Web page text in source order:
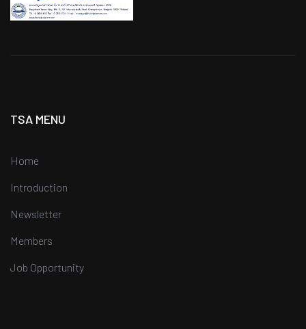
TSA MENU
Home
Introduction
Newsletter
Members
Job Opportunity